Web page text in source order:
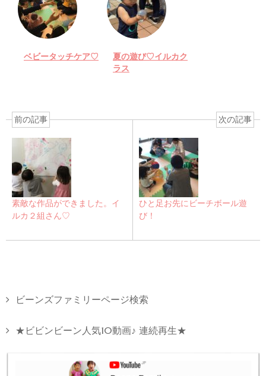
ベビータッチケア♡
夏の遊び♡イルカク
ラス
前の記事
素敵な作品ができました。イ
ルカ２組さん♡
次の記事
ひと足お先にビーチボール遊
び！
ビーンズファミリーページ検索
★ビビンビーン人気10動画♪ 連続再生★